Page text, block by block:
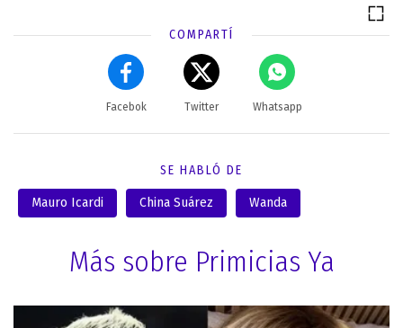
COMPARTÍ
Facebok Twitter Whatsapp
SE HABLÓ DE
Mauro Icardi China Suárez Wanda
Más sobre Primicias Ya